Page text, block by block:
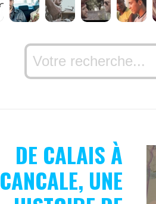
DE CALAIS À
CANCALE, UNE